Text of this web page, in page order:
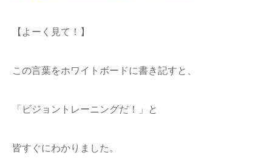
【よーく見て！】
この言葉をホワイトボードに書き記すと、
「ビジョントレーニングだ！」と
皆すぐにわかりました。